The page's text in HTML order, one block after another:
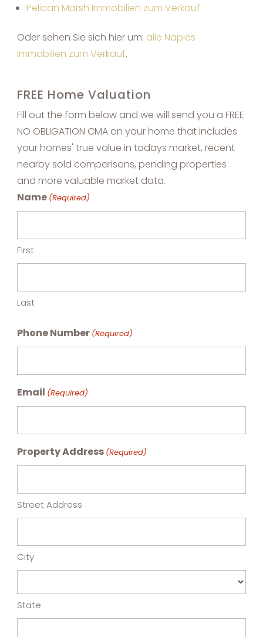
Pelican Marsh Immobilien zum Verkauf
Oder sehen Sie sich hier um: alle Naples
Immobilien zum Verkauf.
FREE Home Valuation
Fill out the form below and we will send you a FREE
NO OBLIGATION CMA on your home that includes
your homes' true value in todays market, recent
nearby sold comparisons, pending properties
and more valuable market data.
Name (Required)
First
Last
Phone Number (Required)
Email (Required)
Property Address (Required)
Street Address
City
State